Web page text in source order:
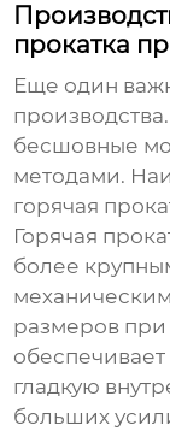
прокатка
Еще один
бесшовные
методами.
горячая
Горячая
более
размеров при
гладкую
больших